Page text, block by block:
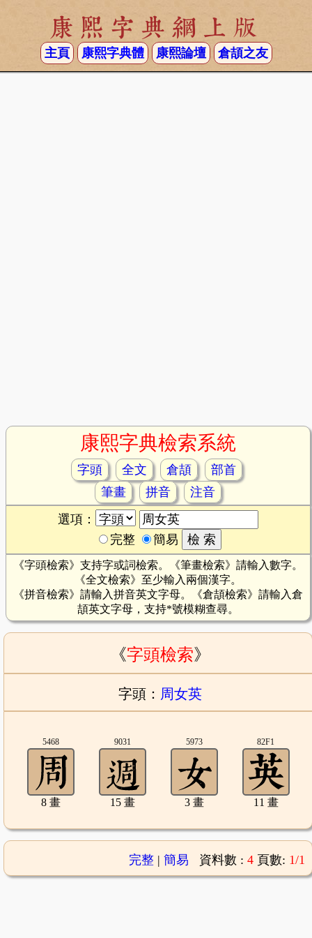
康熙字典網上版
主頁 康熙字典體 康熙論壇 倉頡之友
康熙字典檢索系統
字頭 全文 倉頡
部首
筆畫
拼音
注音
選項：
完整
簡易
《字頭檢索》支持字或詞檢索。《筆畫檢索》請輸入數字。
《全文檢索》至少輸入兩個漢字。
《拼音檢索》請輸入拼音英文字母。《倉頡檢索》請輸入倉
頡英文字母，支持*號模糊查尋。
《字頭檢索》
字頭： 周女英
5468
8 畫
9031
15 畫
5973
3 畫
82F1
11 畫
完整| 簡易 資料數 : 4 頁數: 1/1